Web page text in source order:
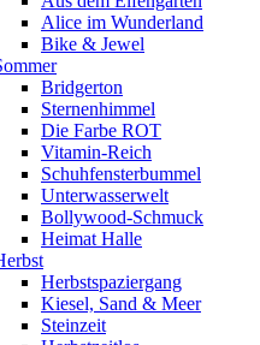
Alice im Wunderland
Bike & Jewel
Bridgerton
Sternenhimmel
Die Farbe ROT
Vitamin-Reich
Schuhfensterbummel
Unterwasserwelt
Bollywood-Schmuck
Heimat Halle
Herbstspaziergang
Kiesel, Sand & Meer
Steinzeit